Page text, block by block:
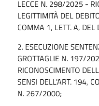
LECCE N. 298/2025 -
LEGITTIMITÀ DEL
COMMA 1, LETT. A,
2. ESECUZIONE
GROTTAGLIE N. 197/
RICONOSCIMENTO
SENSI DELL'ART. 194,
N. 267/2000;